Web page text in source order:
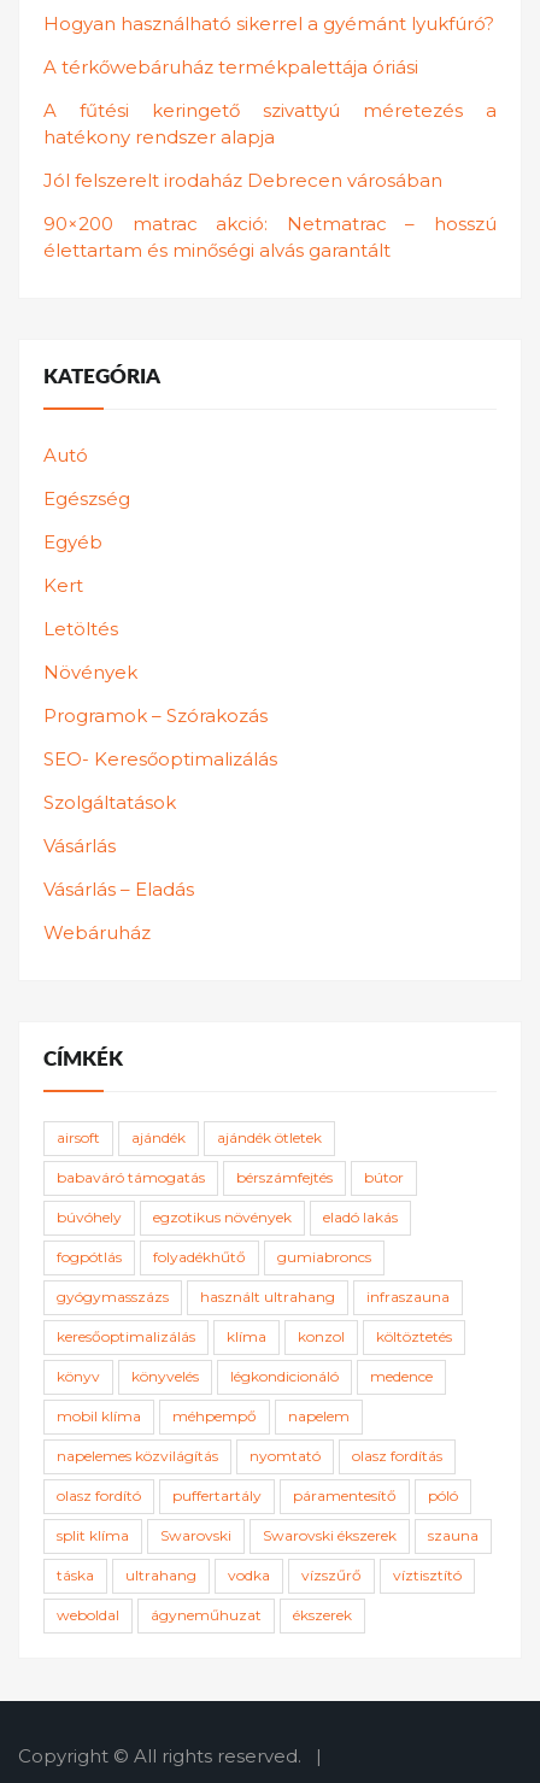
Hogyan használható sikerrel a gyémánt lyukfúró?
A térkőwebáruház termékpalettája óriási
A fűtési keringető szivattyú méretezés a
hatékony rendszer alapja
Jól felszerelt irodaház Debrecen városában
90×200 matrac akció: Netmatrac – hosszú
élettartam és minőségi alvás garantált
KATEGÓRIA
Autó
Egészség
Egyéb
Kert
Letöltés
Növények
Programok – Szórakozás
SEO- Keresőoptimalizálás
Szolgáltatások
Vásárlás
Vásárlás – Eladás
Webáruház
CÍMKÉK
airsoft ajándék ajándék ötletek
babaváró támogatás bérszámfejtés bútor
búvóhely egzotikus növények eladó lakás
fogpótlás folyadékhűtő gumiabroncs
gyógymasszázs használt ultrahang infraszauna
keresőoptimalizálás klíma konzol költöztetés
könyv könyvelés légkondicionáló medence
mobil klíma méhpempő napelem
napelemes közvilágítás nyomtató olasz fordítás
olasz fordító puffertartály páramentesítő póló
split klíma Swarovski Swarovski ékszerek szauna
táska ultrahang vodka vízszűrő víztisztító
weboldal ágyneműhuzat ékszerek
Copyright © All rights reserved. |